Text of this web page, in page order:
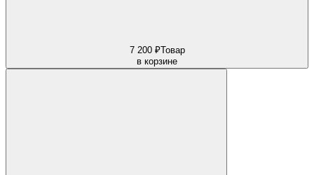
7 200 ₽Товар
в корзине